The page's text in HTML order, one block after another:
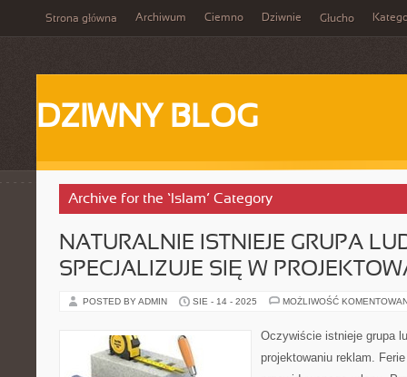
Strona główna Archiwum Ciemno Dziwnie Głucho
DZIWNY BLOG
Archive for the ‘Islam’ Category
NATURALNIE ISTNIEJE GRUPA
SPECJALIZUJE SIĘ W
POSTED BY ADMIN SIE - 14 - 2025 MOŻLIWOŚĆ
Oczywiście istnieje grupa
projektowaniu reklam.